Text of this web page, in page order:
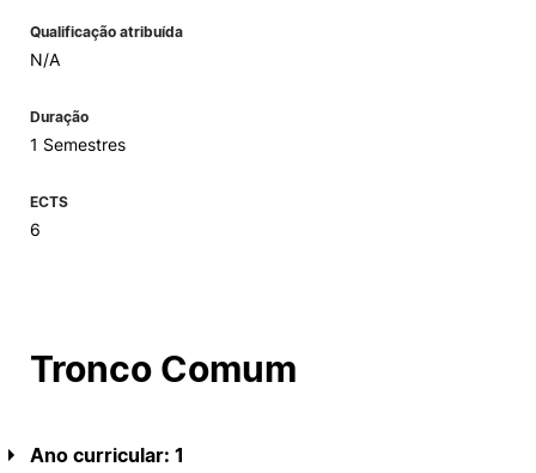
Projetos PRR
Magazine
Europeia Política de Privacidade e Cookies
Qualificação atribuída
N/A
Duração
1 Semestres
ECTS
6
Tronco Comum
Ano curricular: 1